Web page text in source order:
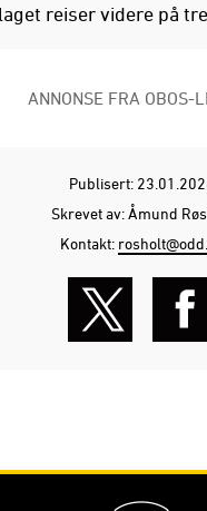
reiser videre på
ANNONSE FRA OBOS-
Publisert:
Skrevet av: Åmund
Kontakt: